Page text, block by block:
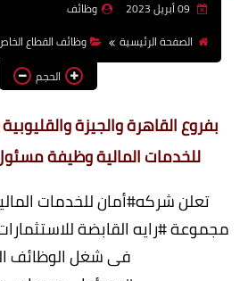
اخبار
وظائف
الصفحة الرئيسية
وظائف القطاع
الحجم
بفروع القاهرة والجيزة
للخدمات المالية وظيفة
تعلن شركه#أمان للخدمات
مجموعة #رايه القابضة
فى شغل الوظائف